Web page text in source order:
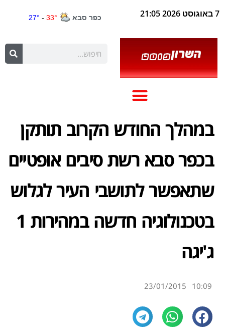
7 באוגוסט 2026 21:05
במהלך החודש הקרוב תותקן
בכפר סבא רשת סיבים אופטיים
שתאפשר לתושבי העיר לגלוש
בטכנולוגיה חדשה במהירות 1
ג'יגה
10:09
23/01/2015